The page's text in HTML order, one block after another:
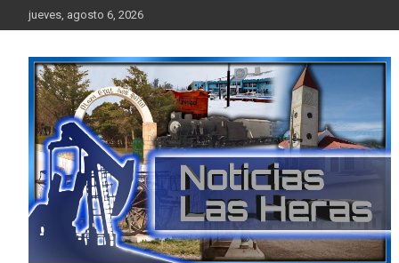
to
jueves, agosto 6, 2026